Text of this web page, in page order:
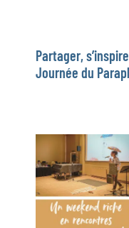
Partager,
Journée du